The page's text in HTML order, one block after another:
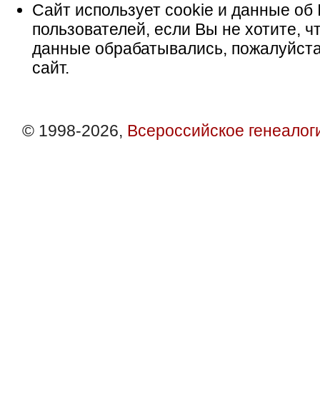
Сайт использует cookie и данные об
пользователей, если Вы не хотите,
данные обрабатывались,
сайт.
© 1998-2026, Всероссийское